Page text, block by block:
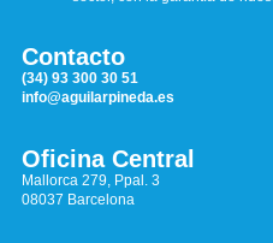
Contacto
(34) 93 300 30 51
info@aguilarpineda.es
Oficina Central
Mallorca 279, Ppal. 3
08037 Barcelona